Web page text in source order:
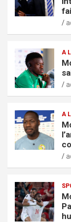
A
A